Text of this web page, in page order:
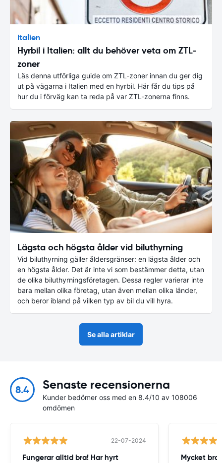
Italien
Hyrbil i Italien: allt du behöver veta om ZTL-
zoner
Läs denna utförliga guide om ZTL-zoner innan du ger dig
ut på vägarna i Italien med en hyrbil. Här får du tips på
hur du i förväg kan ta reda på var ZTL-zonerna finns.
Lägsta och högsta ålder vid biluthyrning
Vid biluthyrning gäller åldersgränser: en lägsta ålder och
en högsta ålder. Det är inte vi som bestämmer detta, utan
de olika biluthyrningsföretagen. Dessa regler varierar inte
bara mellan olika företag, utan även mellan olika länder,
och beror ibland på vilken typ av bil du vill hyra.
Se alla artiklar
8.4 Senaste recensionerna
Kunder bedömer oss med en 8.4/10 av 108006
omdömen
22-07-2024
Fungerar alltid bra! Har hyrt Mycket bra